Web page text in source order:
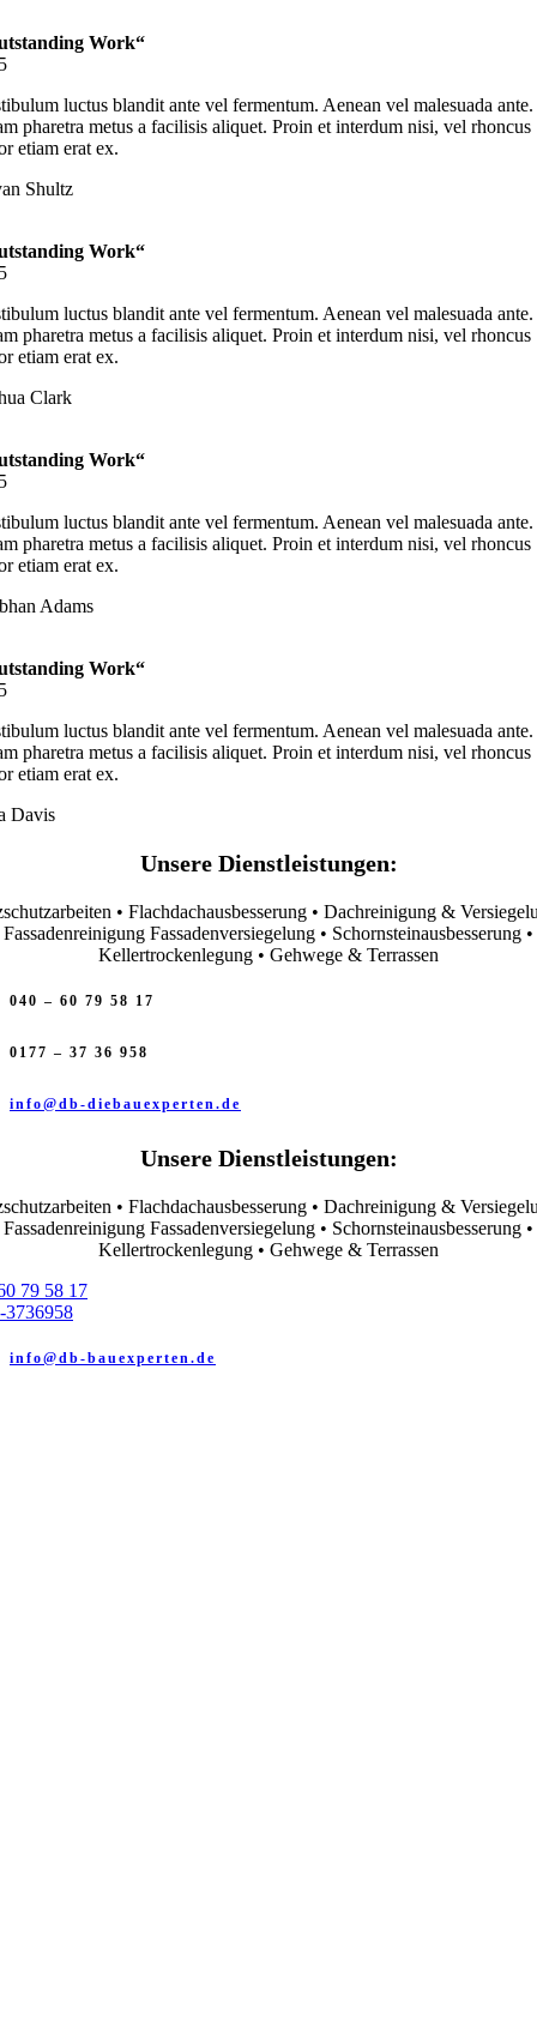
Work“
luctus blandit ante vel fermentum. Aenean vel malesuada ante.
pharetra metus a facilisis aliquet. Proin et interdum nisi, vel rhoncus
etiam erat ex.
Shultz
Work“
luctus blandit ante vel fermentum. Aenean vel malesuada ante.
pharetra metus a facilisis aliquet. Proin et interdum nisi, vel rhoncus
etiam erat ex.
Clark
Work“
luctus blandit ante vel fermentum. Aenean vel malesuada ante.
pharetra metus a facilisis aliquet. Proin et interdum nisi, vel rhoncus
etiam erat ex.
Adams
Work“
luctus blandit ante vel fermentum. Aenean vel malesuada ante.
pharetra metus a facilisis aliquet. Proin et interdum nisi, vel rhoncus
etiam erat ex.
Davis
Unsere Dienstleistungen:
• Flachdachausbesserung • Dachreinigung &
Fassadenreinigung Fassadenversiegelung • Schornsteinausbesserung •
Kellertrockenlegung • Gehwege & Terrassen
040 – 60 79 58 17
0177 – 37 36 958
info@db-diebauexperten.de
Unsere Dienstleistungen:
• Flachdachausbesserung • Dachreinigung &
Fassadenreinigung Fassadenversiegelung • Schornsteinausbesserung •
Kellertrockenlegung • Gehwege & Terrassen
79 58 17
3736958
info@db-bauexperten.de